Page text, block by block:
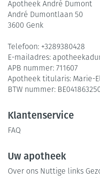
Apotheek André Dumont
André Dumontlaan 50
3600 Genk
Telefoon: +3289380428
E-mailadres:
APB nummer: 711607
Apotheek titularis: Marie-
BTW nummer:
Klantenservice
FAQ
Uw apotheek
Over ons Nuttige links